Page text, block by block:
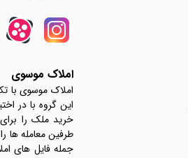
املاک موسوی
املاک موسوی با
این گروه با در
خرید ملک را
جمله فایل های